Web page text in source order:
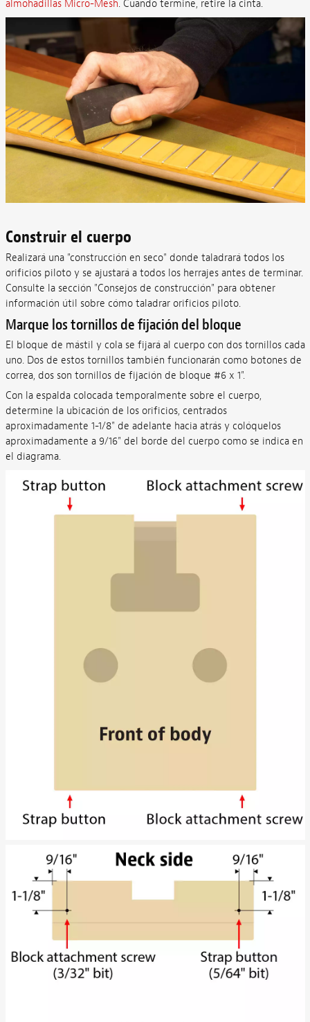
almohadillas Micro-Mesh. Cuando termine, retire la cinta.
Construir el cuerpo
Realizará una "construcción en seco" donde taladrará todos los
orificios piloto y se ajustará a todos los herrajes antes de terminar.
Consulte la sección "Consejos de construcción" para obtener
información útil sobre cómo taladrar orificios piloto.
Marque los tornillos de fijación del bloque
El bloque de mástil y cola se fijará al cuerpo con dos tornillos cada
uno. Dos de estos tornillos también funcionarán como botones de
correa, dos son tornillos de fijación de bloque #6 x 1".
Con la espalda colocada temporalmente sobre el cuerpo,
determine la ubicación de los orificios, centrados
aproximadamente 1-1/8" de adelante hacia atrás y colóquelos
aproximadamente a 9/16" del borde del cuerpo como se indica en
el diagrama.